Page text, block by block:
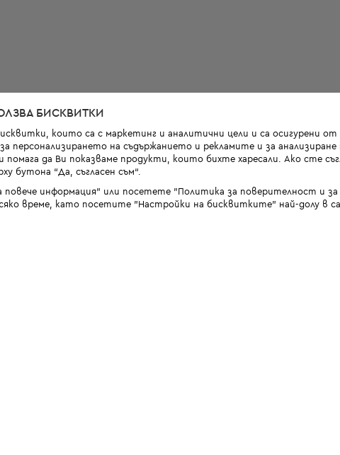
БИСКВИТКИ
които са с маркетинг и аналитични цели и са осигурени от
на съдържанието и рекламите и за анализиране
да Ви показваме продукти, които бихте харесали. Ако сте
бутона “Да, съгласен съм“.
информация" или посетете "Политика за поверителност и за
време, като посетите "Настройки на бисквитките" най-долу в